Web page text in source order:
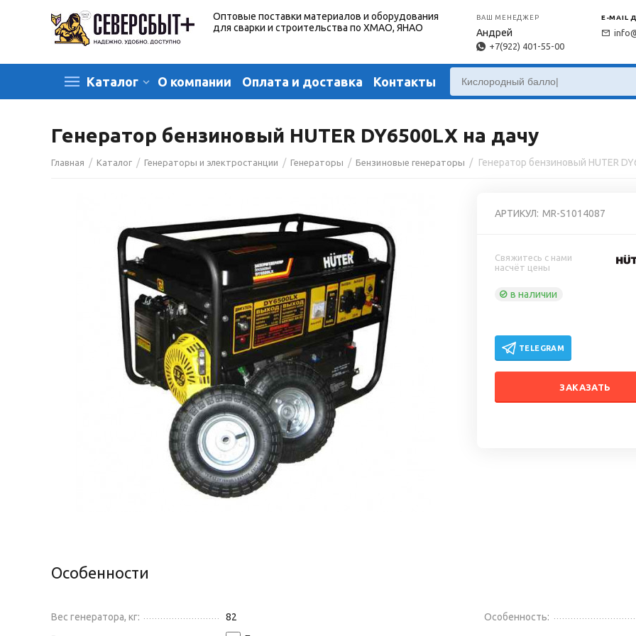
Оптовые поставки материалов и оборудования
для сварки и строительства по ХМАО, ЯНАО
ВАШ МЕНЕДЖЕР
Андрей
+7(922) 401-55-00
E-MAIL
Каталог О компании Оплата и доставка Контакты
Генератор бензиновый HUTER DY6500LX на дачу
Главная / Каталог / Генераторы и электростанции / Генераторы / Бензиновые генераторы /
АРТИКУЛ: MR-S1014087
Свяжитесь с нами
насчёт цены
в наличии
TELEGRAM
ЗАКАЗАТЬ
Особенности
Вес генератора, кг:
82
Особенность: